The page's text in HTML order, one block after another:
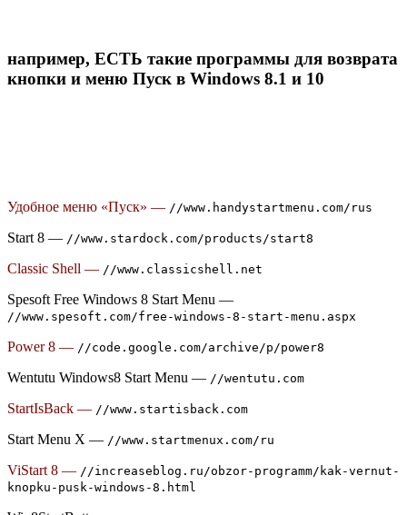
например, ЕСТЬ такие программы для возврата
кнопки и меню Пуск в Windows 8.1 и 10
Удобное меню «Пуск» — //www.handystartmenu.com/rus
Start 8 — //www.stardock.com/products/start8
Classic Shell — //www.classicshell.net
Spesoft Free Windows 8 Start Menu —
//www.spesoft.com/free-windows-8-start-menu.aspx
Power 8 — //code.google.com/archive/p/power8
Wentutu Windows8 Start Menu — //wentutu.com
StartIsBack — //www.startisback.com
Start Menu X — //www.startmenux.com/ru
ViStart 8 — //increaseblog.ru/obzor-programm/kak-vernut-
knopku-pusk-windows-8.html